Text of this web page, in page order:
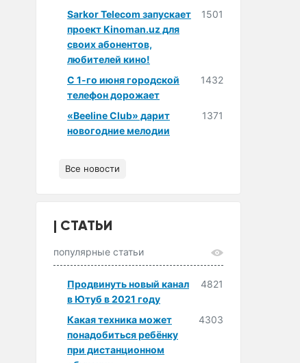
Sarkor Telecom запускает
проект Kinoman.uz для
своих абонентов,
любителей кино!
1501
С 1-го июня городской
телефон дорожает
1432
«Beeline Club» дарит
новогодние мелодии
1371
Все новости
СТАТЬИ
популярные статьи
Продвинуть новый канал
в Ютуб в 2021 году
4821
Какая техника может
понадобиться ребёнку
при дистанционном
4303